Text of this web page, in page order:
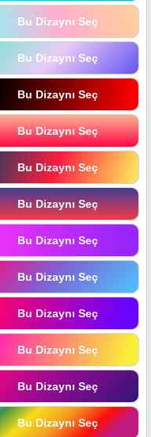
Bu Dizaynı Seç
Bu Dizaynı Seç
Bu Dizaynı Seç
Bu Dizaynı Seç
Bu Dizaynı Seç
Bu Dizaynı Seç
Bu Dizaynı Seç
Bu Dizaynı Seç
Bu Dizaynı Seç
Bu Dizaynı Seç
Bu Dizaynı Seç
Bu Dizaynı Seç